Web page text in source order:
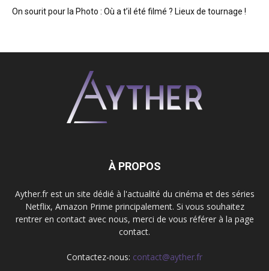
On sourit pour la Photo : Où a t’il été filmé ? Lieux de tournage !
À PROPOS
Ayther.fr est un site dédié à l'actualité du cinéma et des séries
Netflix, Amazon Prime principalement. Si vous souhaitez
rentrer en contact avec nous, merci de vous référer à la page
contact.
Contactez-nous: contact@ayther.fr